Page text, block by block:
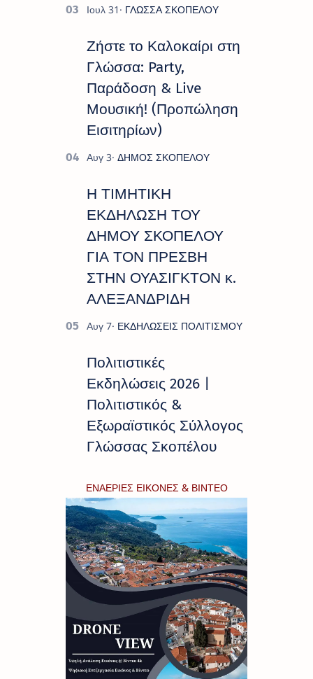
Ζήστε το Καλοκαίρι στη
Γλώσσα: Party,
Παράδοση & Live
Μουσική! (Προπώληση
Εισιτηρίων)
Η ΤΙΜΗΤΙΚΗ
ΕΚΔΗΛΩΣΗ ΤΟΥ
ΔΗΜΟΥ ΣΚΟΠΕΛΟΥ
ΓΙΑ ΤΟΝ ΠΡΕΣΒΗ
ΣΤΗΝ ΟΥΑΣΙΓΚΤΟΝ κ.
ΑΛΕΞΑΝΔΡΙΔΗ
Πολιτιστικές
Εκδηλώσεις 2026 |
Πολιτιστικός &
Εξωραϊστικός Σύλλογος
Γλώσσας Σκοπέλου
ΕΝΑΕΡΙΕΣ ΕΙΚΟΝΕΣ & ΒΙΝΤΕΟ